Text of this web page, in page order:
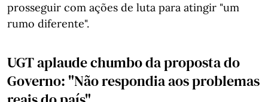
prosseguir com ações de luta para atingir "um
rumo diferente".
UGT aplaude chumbo da proposta do
Governo: "Não respondia aos problemas